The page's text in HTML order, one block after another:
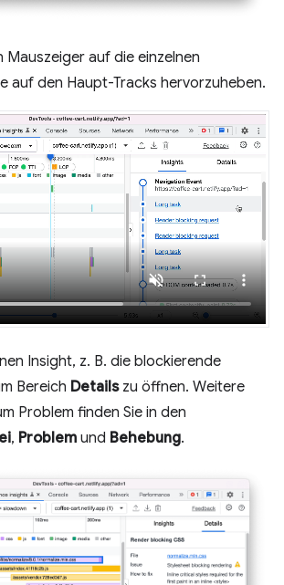
Mauszeiger auf die einzelnen
auf den Haupt-Tracks hervorzuheben.
Insight, z. B. die blockierende
Bereich Detailszu öffnen. Weitere
Problem finden Sie in den
, Problem und Behebung.